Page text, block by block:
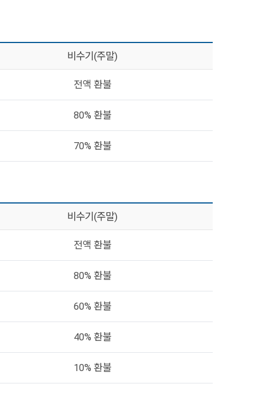
비수기(주말)
전액 환불
80% 환불
70% 환불
비수기(주말)
전액 환불
80% 환불
60% 환불
40% 환불
10% 환불